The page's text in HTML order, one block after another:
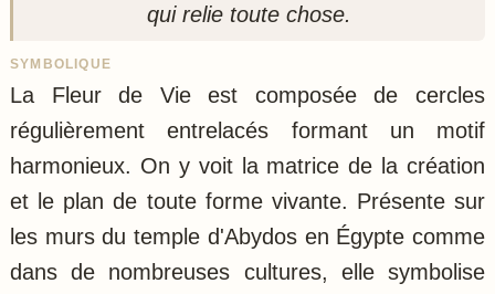
qui relie toute chose.
SYMBOLIQUE
La Fleur de Vie est composée de cercles
régulièrement entrelacés formant un motif
harmonieux. On y voit la matrice de la création
et le plan de toute forme vivante. Présente sur
les murs du temple d'Abydos en Égypte comme
dans de nombreuses cultures, elle symbolise